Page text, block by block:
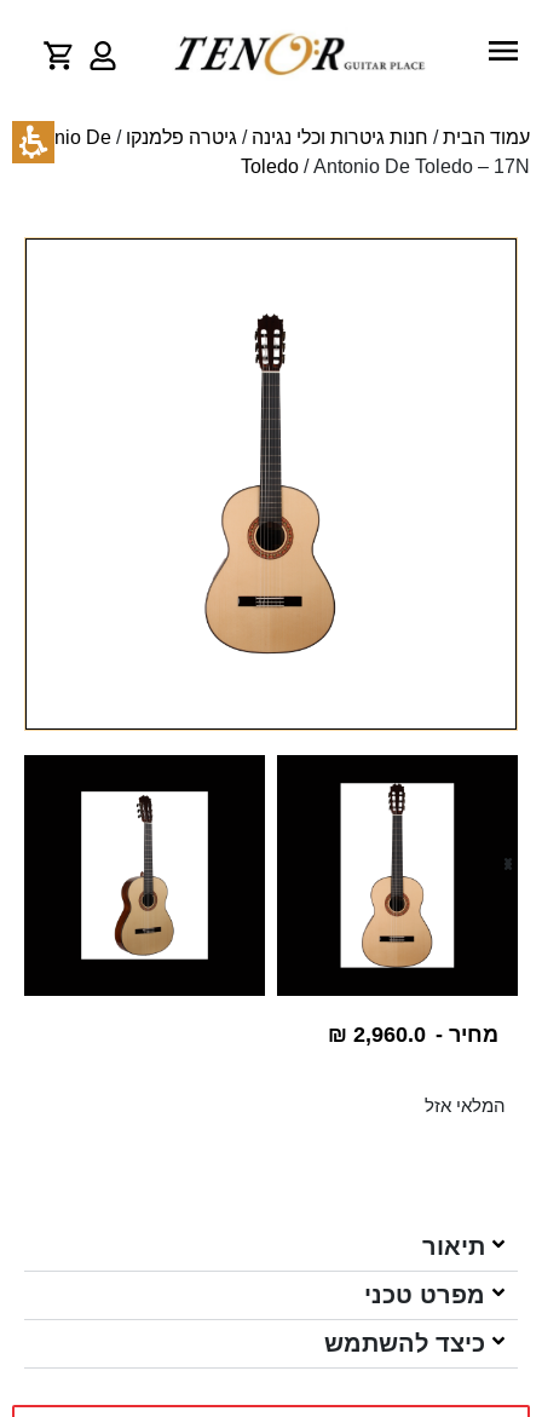
עמוד הבית/ חנות גיטרות וכלי נגינה / גיטרה פלמנקו /
Antonio De
Toledo / Antonio De Toledo – 17N
מחיר - ₪ 2,960.0
המלאי אזל
תיאור
מפרט טכני
כיצד להשתמש